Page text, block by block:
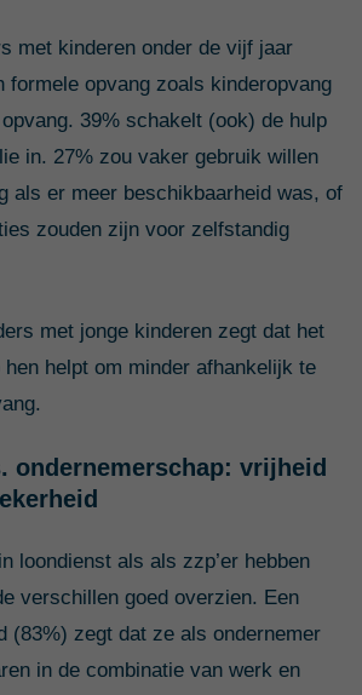
met kinderen onder de vijf jaar
formele opvang zoals kinderopvang
39% schakelt (ook) de hulp
in. 27% zou vaker gebruik willen
als er meer beschikbaarheid was, of
zouden zijn voor zelfstandig
met jonge kinderen zegt dat het
helpt om minder afhankelijk te
ondernemerschap: vrijheid
loondienst als als zzp’er hebben
verschillen goed overzien. Een
(83%) zegt dat ze als ondernemer
in de combinatie van werk en